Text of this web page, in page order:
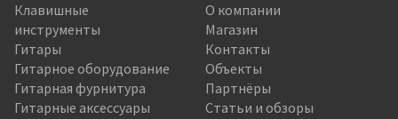
Клавишные
инструменты
Гитары
Гитарное оборудование
Гитарная фурнитура
Гитарные аксессуары
О компании
Магазин
Контакты
Объекты
Партнёры
Статьи и обзоры